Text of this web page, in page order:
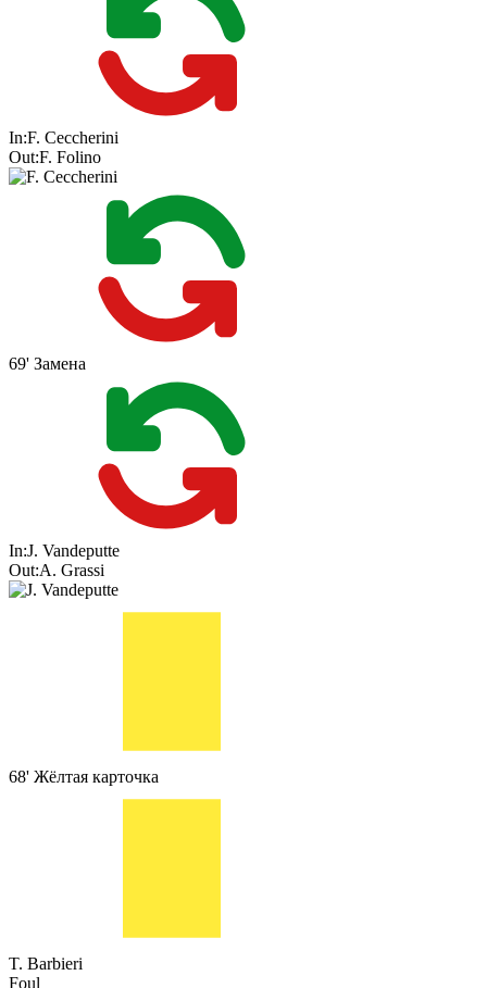
In:F. Ceccherini
Out:F. Folino
69' Замена
In:J. Vandeputte
Out:A. Grassi
68' Жёлтая карточка
T. Barbieri
Foul